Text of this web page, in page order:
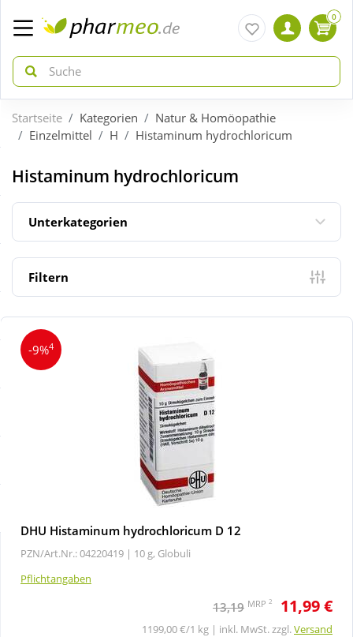
zurück
ÜBERSICHT AKTIONEN
Aktuelle Coupons
Neuheiten
Sale
zurück
ÜBERSICHT KATEGORIEN
Arzneimittel
Diabetes
Körperpflege & Kosmetik
Natur & Homöopathie
0
Startseite Kategorien
Natur & Homöopathie
Einzelmittel
H Histaminum hydrochloricum
Histaminum hydrochloricum
Unterkategorien
Filtern
-9%4
DHU Histaminum hydrochloricum D 12
PZN/Art.Nr.: 04220419 | 10 g, Globuli
Pflichtangaben
13,19 MRP 2 11,99 €
1199,00 €/1 kg | inkl. MwSt. zzgl.Versand